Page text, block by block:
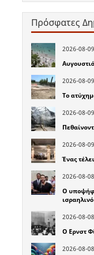
Πρόσφατες
2026-08-09
2026-08-09
Το
2026-08-09
2026-08-09
Ένας
2026-08-08
Ο
2026-08-08
Ο Ερνστ
2026-08-08